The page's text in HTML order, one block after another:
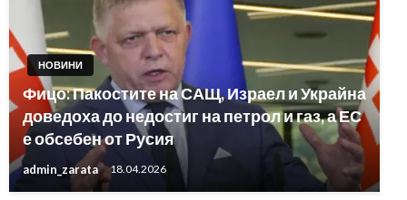
НОВИНИ
Фицо: Пакостите на САЩ, Израел и Украйна
доведоха до недостиг на петрол и газ, а ЕС
е обсебен от Русия
admin_zarata 18.04.2026